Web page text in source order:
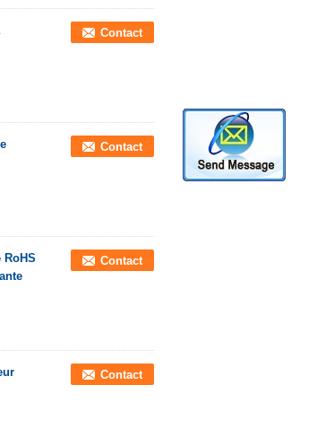
Contact
Contact
Contact
Contact